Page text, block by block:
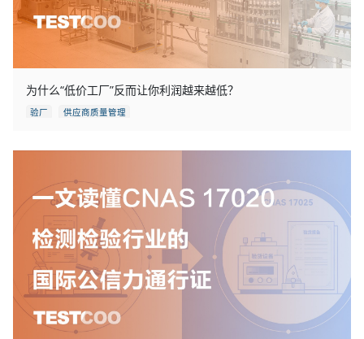
为什么“低价工厂”反而让你利润越来越低？
验厂 供应商质量管理